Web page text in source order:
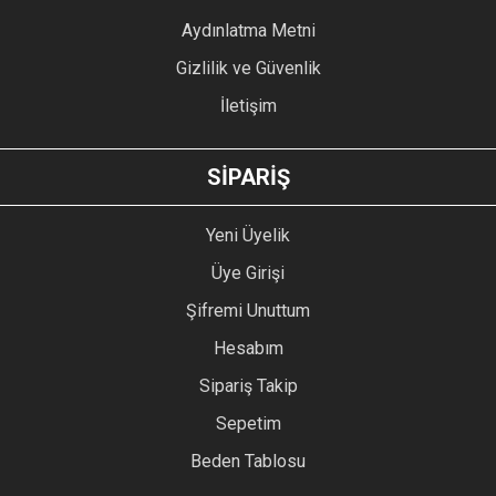
GÖNDER
Aydınlatma Metni
Gizlilik ve Güvenlik
İletişim
SİPARİŞ
Yeni Üyelik
Üye Girişi
Şifremi Unuttum
Hesabım
Sipariş Takip
Sepetim
Beden Tablosu